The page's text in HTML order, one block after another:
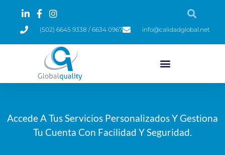
(502) 6645 9338 / 6634 0967 info@calidadglobal.net
Accede A Tus Servicios Personalizados Y Gestiona
Tu Cuenta Con Facilidad Y Seguridad.